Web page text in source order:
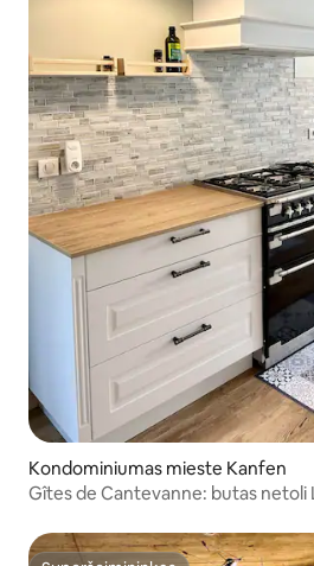
Kondominiumas mieste Kanfen
Gîtes de Cantevanne: butas netoli